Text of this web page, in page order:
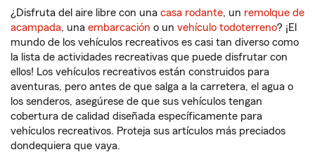
¿Disfruta del aire libre con una casa rodante, un remolque de
acampada, una embarcación o un vehículo todoterreno? ¡El
mundo de los vehículos recreativos es casi tan diverso como
la lista de actividades recreativas que puede disfrutar con
ellos! Los vehículos recreativos están construidos para
aventuras, pero antes de que salga a la carretera, el agua o
los senderos, asegúrese de que sus vehículos tengan
cobertura de calidad diseñada específicamente para
vehículos recreativos. Proteja sus artículos más preciados
dondequiera que vaya.